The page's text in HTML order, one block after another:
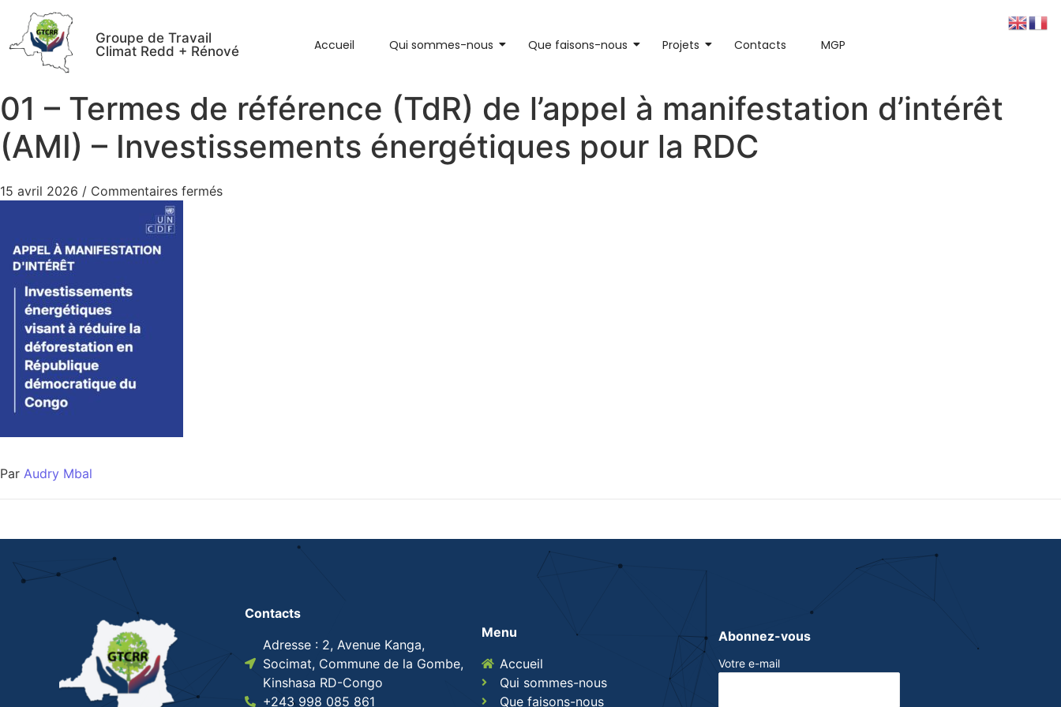
Groupe de Travail
Climat Redd + Rénové
Accueil Qui sommes-nous Que faisons-nous Projets Contacts MGP
01 – Termes de référence (TdR) de l’appel à manifestation d’intérêt
(AMI) – Investissements énergétiques pour la RDC
15 avril 2026 / Commentaires fermés
Par Audry Mbal
Contacts
Adresse : 2, Avenue Kanga,
Socimat, Commune de la Gombe,
Kinshasa RD-Congo
+243 998 085 861
Menu
Accueil
Qui sommes-nous
Que faisons-nous
Abonnez-vous
Votre e-mail